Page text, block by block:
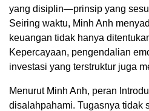
yang disiplin—prinsip yang
Seiring waktu, Minh Anh
keuangan tidak hanya
Kepercayaan, pengendalian
investasi yang terstruktur juga
Menurut Minh Anh, peran
disalahpahami. Tugasnya tidak